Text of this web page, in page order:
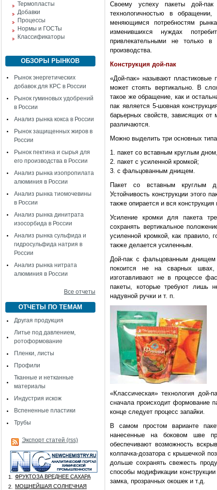
Термопласты
Добавки
Процессы
Нормы и ГОСТы
Классификаторы
ОБЗОРЫ РЫНКОВ
Рынок энергетических
добавок для КРС в России
Рынок гуминовых удобрений
в России
Анализ рынка кокса в России
Рынок защищенных жиров в
России
Рынок пектина и сырья для
его производства в России
Анализ рынка изопропилата
алюминия в России
Анализ рынка тиомочевины
в России
Анализ рынка динитрата
изосорбида в России
Анализ рынка сульфида и
гидросульфида натрия в
России
Анализ рынка нитрата
алюминия в России
Все отчеты
ОТЧЕТЫ ПО ТЕМАМ
Другая продукция
Литье под давлением,
ротоформование
Пленки, листы
Профили
Тканные и нетканные
материалы
Индустрия искож
Вспененные пластики
Трубы
Экспорт статей (rss)
1.
ФРУКТОЗА ВРЕДНЕЕ САХАРА
2.
МОЩНЕЙШАЯ СОЛНЕЧНАЯ
Своему успеху пакеты дой-пак
технологичностью в
меняющимся потребностям
изменившихся нуждах
привлекательными не только
производства.
Конструкция дой-пак
«Дой-пак» называют
может стоять вертикально. В
такое же обращение, как и
пак является 5-шовная
барьерных свойств, зависящих от
различаются.
Можно выделить три основных
1. пакет со вставным круглым
2. пакет с усиленной кромкой;
3. с фальцованным днищем.
Пакет со вставным круглым
Устойчивость конструкции этого
также опирается и вся
Усиление кромки для пакета
сохранять вертикальное
усиленной кромкой, как правило,
также делается усиленным.
Дой-пак с фальцованным днищем
покоится не на сварных
изготавливают не в процессе
пакеты, которые требуют лишь
надувной ручки и т. п.
«Классическая» технология дой-
сначала происходит формование
конце следует процесс запайки.
В самом простом варианте
нанесенные на боковом шве
обеспечивают возможность
колпачка-дозатора с крышечкой
дольше сохранять свежесть
способы модификации
замка, прозрачных окошек и т.д.